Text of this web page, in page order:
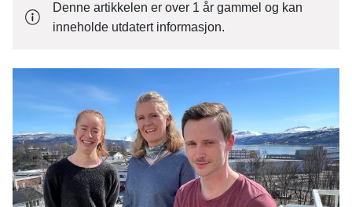
e
Denne artikkelen er over 1 år gammel og kan
inneholde utdatert informasjon.